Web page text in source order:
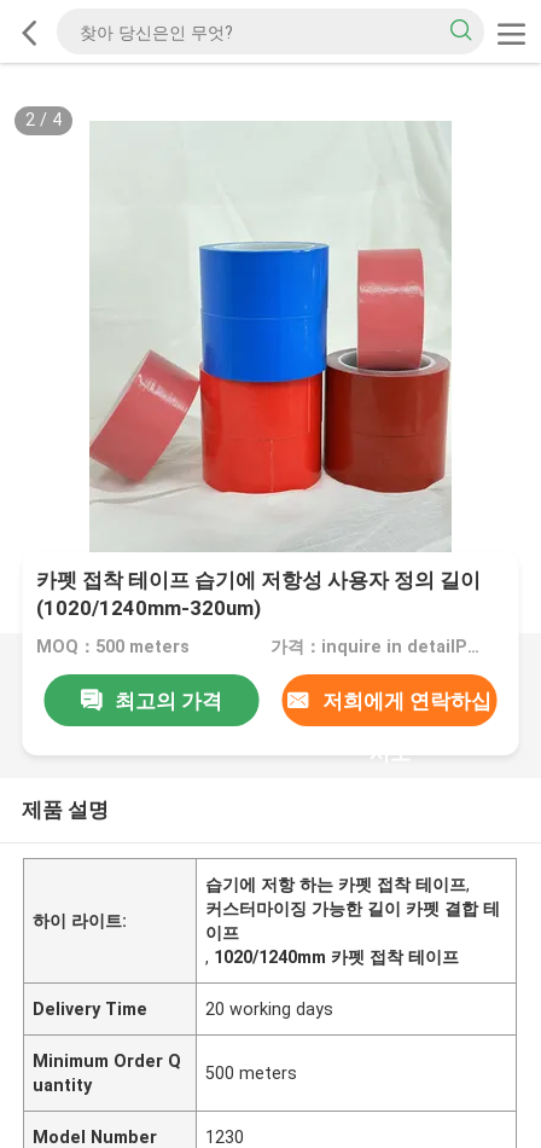
2/ 4
카펫 접착 테이프 습기에 저항성 사용자 정의 길이
(1020/1240mm-320um)
MOQ：500 meters 가격：inquire in detailPlease contact us for quotation
최고의 가격 저희에게 연락하십
시오
제품 설명
하이 라이트:
습기에 저항 하는 카펫 접착 테이프,
커스터마이징 가능한 길이 카펫 결합 테
이프
, 1020/1240mm 카펫 접착 테이프
Delivery Time 20 working days
Minimum Order Q
uantity
500 meters
Model Number 1230